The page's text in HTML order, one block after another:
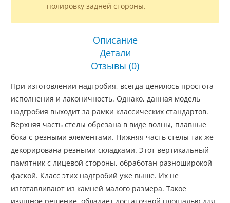
полировку задней стороны.
Описание
Детали
Отзывы (0)
При изготовлении надгробия, всегда ценилось простота
исполнения и лаконичность. Однако, данная модель
надгробия выходит за рамки классических стандартов.
Верхняя часть стелы обрезана в виде волны, плавные
бока с резными элементами. Нижняя часть стелы так же
декорирована резными складками. Этот вертикальный
памятник с лицевой стороны, обработан разноширокой
фаской. Класс этих надгробий уже выше. Их не
изготавливают из камней малого размера. Такое
изящное решение, обладает достаточной площадью для